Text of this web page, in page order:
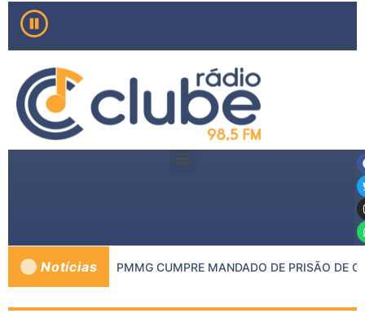
Notícias
DE INHAPIM E PMMG CUMPRE MANDADO DE PRISÃO DE